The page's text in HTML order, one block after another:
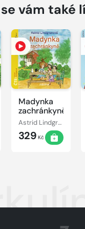
vám také
Madynka
zachránkyně
Astrid Lindgrenová
329 Kč